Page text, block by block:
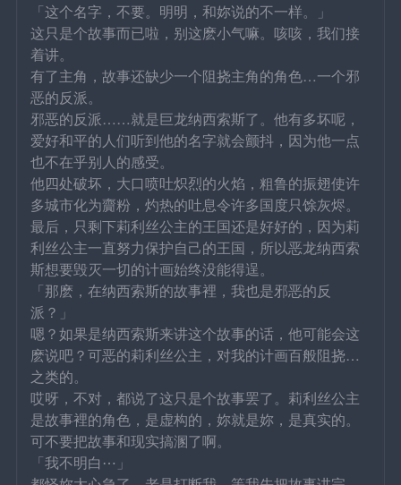
「这个名字，不要。明明，和妳说的不一样。」
这只是个故事而已啦，别这麽小气嘛。咳咳，我们接
着讲。
有了主角，故事还缺少一个阻挠主角的角色…一个邪
恶的反派。
邪恶的反派……就是巨龙纳西索斯了。他有多坏呢，
爱好和平的人们听到他的名字就会颤抖，因为他一点
也不在乎别人的感受。
他四处破坏，大口喷吐炽烈的火焰，粗鲁的振翅使许
多城市化为齎粉，灼热的吐息令许多国度只馀灰烬。
最后，只剩下莉利丝公主的王国还是好好的，因为莉
利丝公主一直努力保护自己的王国，所以恶龙纳西索
斯想要毁灭一切的计画始终没能得逞。
「那麽，在纳西索斯的故事裡，我也是邪恶的反
派？」
嗯？如果是纳西索斯来讲这个故事的话，他可能会这
麽说吧？可恶的莉利丝公主，对我的计画百般阻挠…
之类的。
哎呀，不对，都说了这只是个故事罢了。莉利丝公主
是故事裡的角色，是虚构的，妳就是妳，是真实的。
可不要把故事和现实搞溷了啊。
「我不明白⋯」